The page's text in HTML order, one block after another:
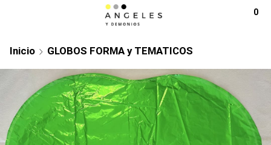
0
Inicio GLOBOS FORMA y TEMATICOS